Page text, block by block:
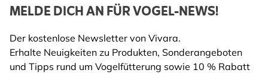
MELDE DICH AN FÜR VOGEL-NEWS!
Der kostenlose Newsletter von Vivara.
Erhalte Neuigkeiten zu Produkten, Sonderangeboten
und Tipps rund um Vogelfütterung sowie 10 % Rabatt